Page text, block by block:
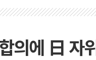
의에 日 자